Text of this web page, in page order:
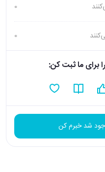
0
0
برای ما ثبت کن:
شد خبرم کن